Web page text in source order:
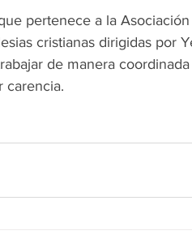
pertenece a la
cristianas dirigidas por
de manera
carencia.